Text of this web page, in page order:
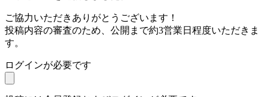
ご協力いただきありがとうございます！
投稿内容の審査のため、公開まで約3営業日程度いただきま
す。
ログインが必要です